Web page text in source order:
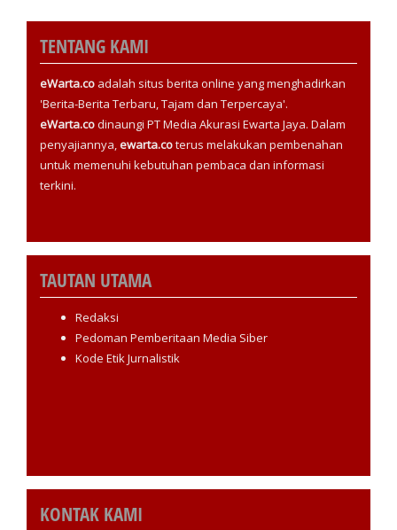
TENTANG KAMI
eWarta.co adalah situs berita online yang menghadirkan
'Berita-Berita Terbaru, Tajam dan Terpercaya'.
eWarta.codinaungi PT Media Akurasi Ewarta Jaya. Dalam
penyajiannya, ewarta.coterus melakukan pembenahan
untuk memenuhi kebutuhan pembaca dan informasi
terkini.
TAUTAN UTAMA
Redaksi
Pedoman Pemberitaan Media Siber
Kode Etik Jurnalistik
KONTAK KAMI